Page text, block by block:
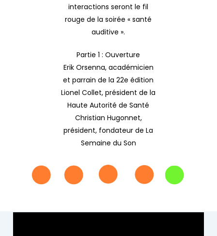
interactions seront le fil
rouge de la soirée « santé
auditive ».
Partie 1 : Ouverture
Erik Orsenna, académicien
et parrain de la 22e édition
Lionel Collet, président de la
Haute Autorité de Santé
Christian Hugonnet,
président, fondateur de La
Semaine du Son